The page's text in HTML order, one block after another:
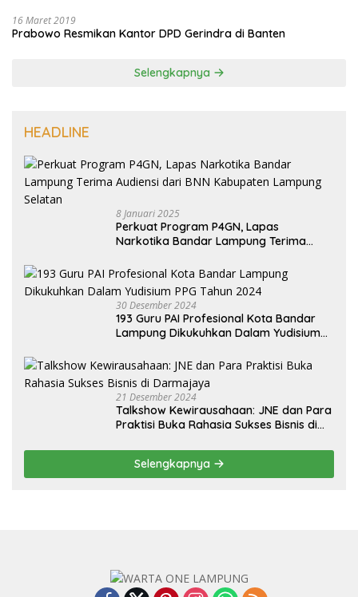
16 Maret 2019
Prabowo Resmikan Kantor DPD Gerindra di Banten
Selengkapnya
HEADLINE
8 Januari 2025
Perkuat Program P4GN, Lapas
Narkotika Bandar Lampung Terima
Selatan
30 Desember 2024
193 Guru PAI Profesional Kota Bandar
Lampung Dikukuhkan Dalam Yudisium
21 Desember 2024
Talkshow Kewirausahaan: JNE dan Para
Praktisi Buka Rahasia Sukses Bisnis di
Selengkapnya